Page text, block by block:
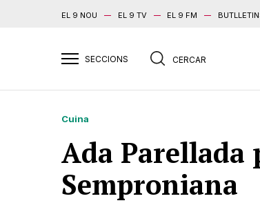
EL 9 NOU EL 9 TV EL 9 FM
Cuina
Ada Parellada
Semproniana